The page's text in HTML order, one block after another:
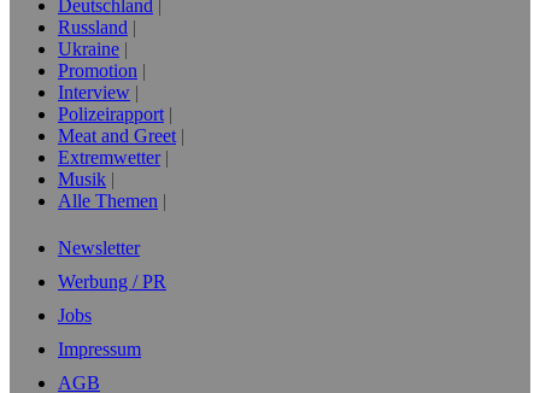
Deutschland
Russland
Ukraine
Promotion
Interview
Polizeirapport
Meat and Greet
Extremwetter
Musik
Alle Themen
Newsletter
Werbung / PR
Jobs
Impressum
AGB